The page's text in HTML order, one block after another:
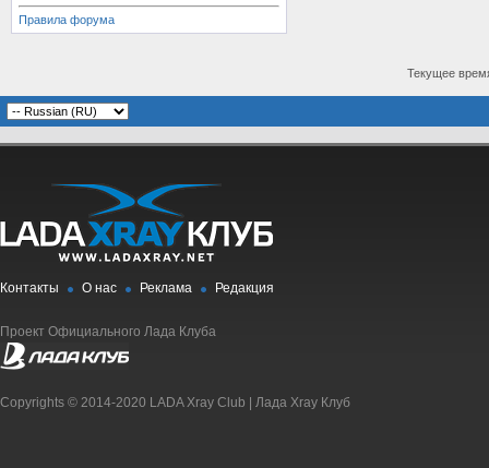
Правила форума
Текущее
Контакты О нас Реклама Редакция
Проект Официального Лада Клуба
Copyrights © 2014-2020 LADA Xray Club | Лада Xray Клуб